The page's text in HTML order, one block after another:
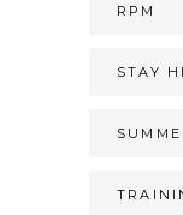
RPM
STAY